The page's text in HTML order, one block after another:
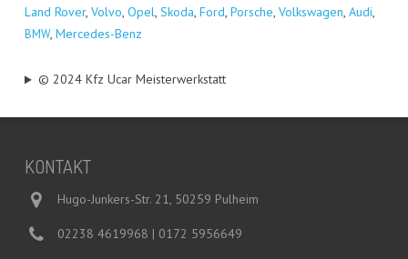
Land Rover, Vol­vo, Opel, Sko­da, Ford, Por­sche, Volks­wa­gen, Audi,
BMW, Mer­ce­des-Benz
© 2024 Kfz Ucar Meisterwerkstatt
KON­TAKT
Hugo-Junkers-Str. 21, 50259 Pulheim
02238 4619968 | 0172 5956649